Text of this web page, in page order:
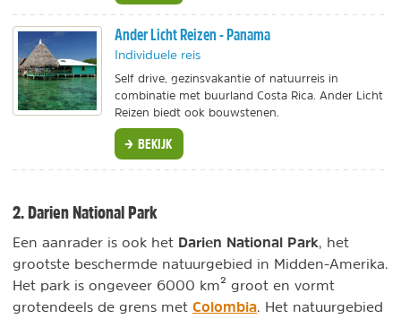
Ander Licht Reizen - Panama
Individuele reis
Self drive, gezinsvakantie of natuurreis in
combinatie met buurland Costa Rica. Ander Licht
Reizen biedt ook bouwstenen.
BEKIJK
2. Darien National Park
Een aanrader is ook het Darien National Park , het
grootste beschermde natuurgebied in Midden-Amerika.
Het park is ongeveer 6000 km² groot en vormt
grotendeels de grens met Colombia . Het natuurgebied